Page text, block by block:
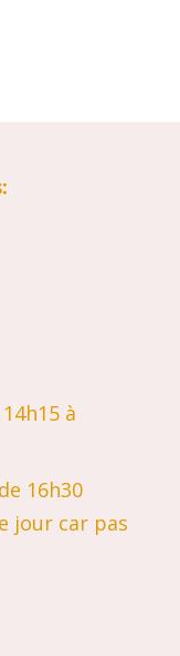
à
16h30
jour car pas